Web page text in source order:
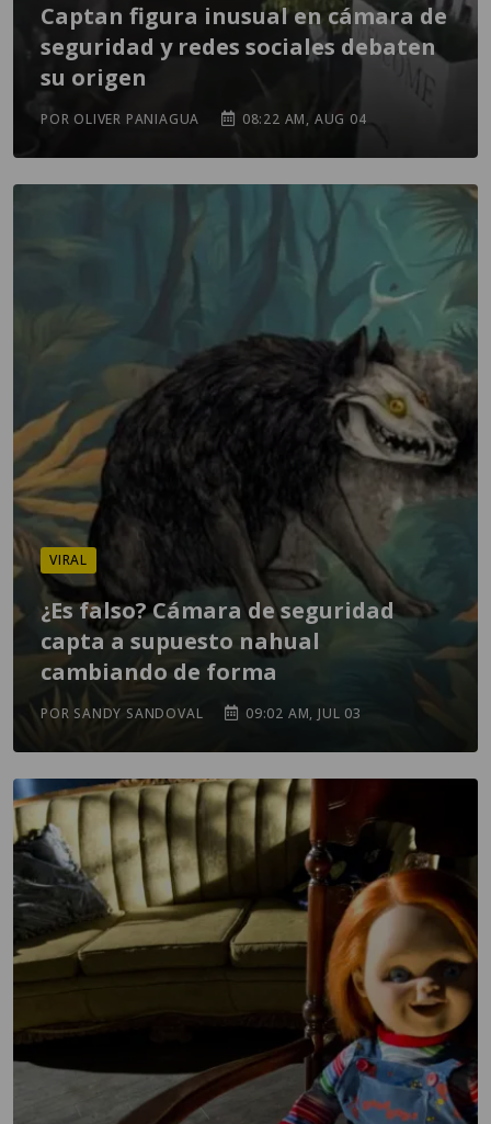
Captan figura inusual en cámara de
seguridad y redes sociales debaten
su origen
POR OLIVER PANIAGUA 08:22 AM, AUG 04
VIRAL
¿Es falso? Cámara de seguridad
capta a supuesto nahual
cambiando de forma
POR SANDY SANDOVAL 09:02 AM, JUL 03